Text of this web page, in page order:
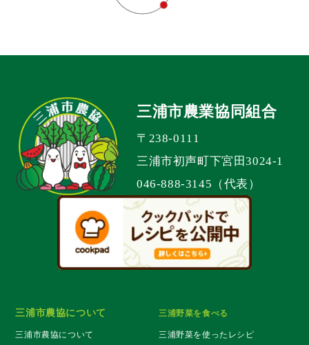
三浦市農業協同組合
〒238-0111
三浦市初声町下宮田3024-1
046-888-3145（代表）
三浦市農協について
三浦市農協について
三浦野菜を食べる
三浦野菜を使ったレシピ